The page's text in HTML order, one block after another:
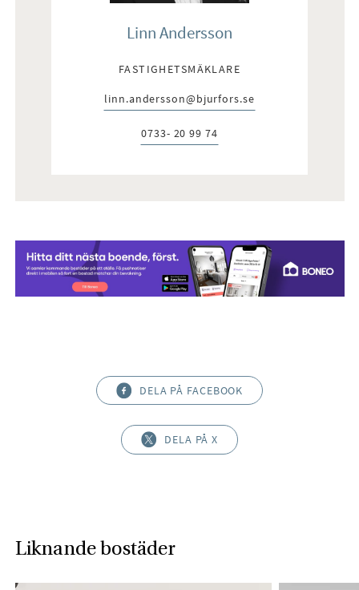
Linn Andersson
FASTIGHETSMÄKLARE
E-post:
linn.andersson@bjurfors.se
Telefon:
0733- 20 99 74
DELA PÅ FACEBOOK
DELA PÅ X
Liknande bostäder